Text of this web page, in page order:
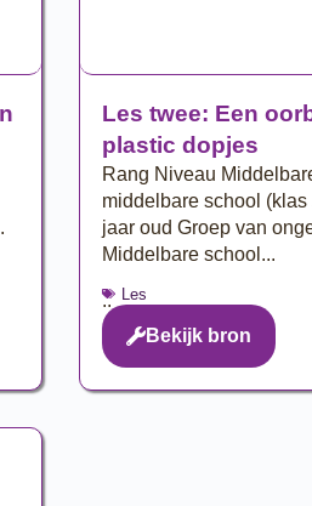
Les twee: Een
plastic dopjes
Rang Niveau
middelbare school
jaar oud Groep van
Middelbare school...
.. Les
Bekijk bron